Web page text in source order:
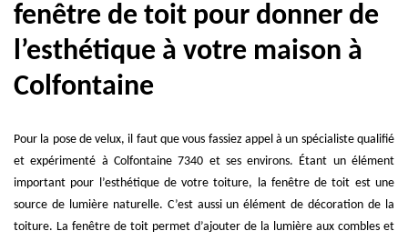
fenêtre de toit pour donner de
l’esthétique à votre maison à
Colfontaine
Pour la pose de velux, il faut que vous fassiez appel à un spécialiste qualifié
et expérimenté à Colfontaine 7340 et ses environs. Étant un élément
important pour l’esthétique de votre toiture, la fenêtre de toit est une
source de lumière naturelle. C’est aussi un élément de décoration de la
toiture. La fenêtre de toit permet d’ajouter de la lumière aux combles et